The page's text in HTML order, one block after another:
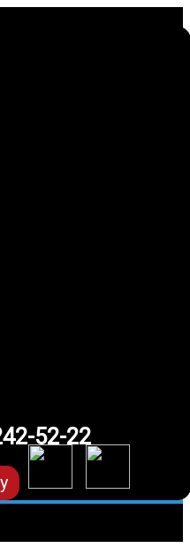
52-22